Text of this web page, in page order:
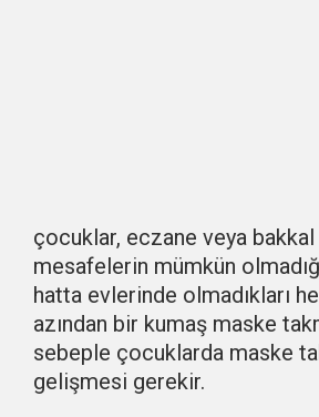
çocuklar, eczane veya
mesafelerin mümkün
hatta evlerinde olmadıkları
azından bir kumaş maske
sebeple çocuklarda maske
gelişmesi gerekir.